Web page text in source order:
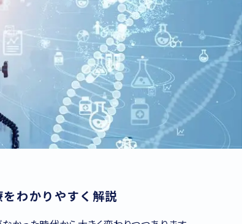
わかりやすく解説